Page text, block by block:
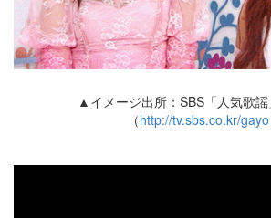
▲イメージ出所：SBS「人気歌
（http://tv.sbs.co.kr/gayo